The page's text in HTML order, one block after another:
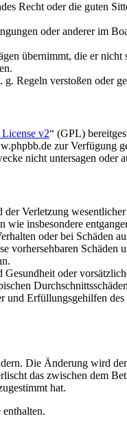
Recht oder die guten
oder anderer im
übernimmt, die er
Regeln verstoßen oder
v2“ (GPL)
zur Verfügung
nicht untersagen oder
Verletzung
wie insbesondere
oder bei Schäden
oder
und Erfüllungsgehilfen des
Die Änderung wird
das zwischen dem
hat.